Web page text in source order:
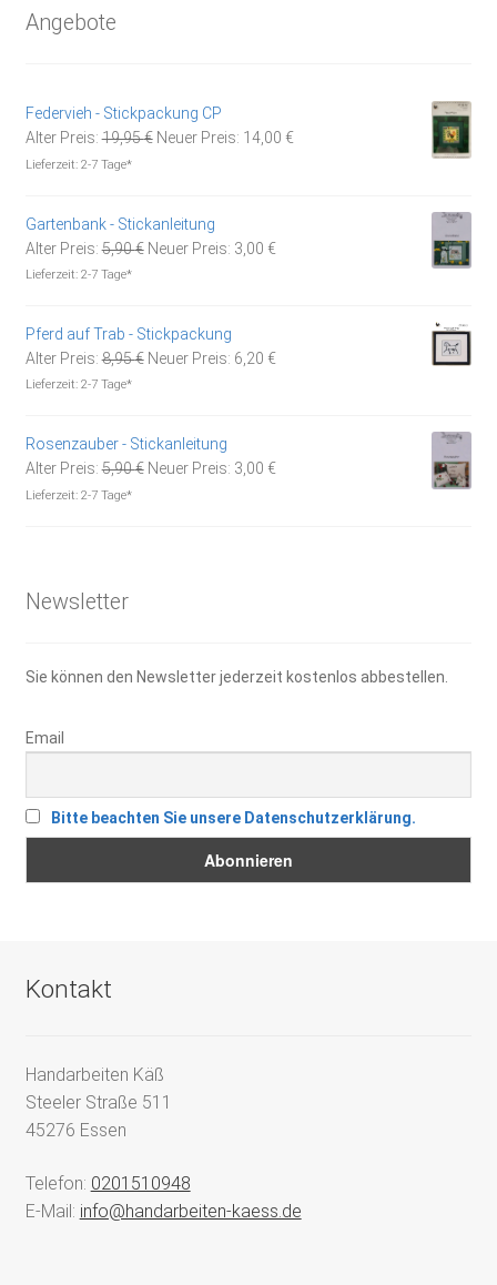
Angebote
Federvieh - Stickpackung CP
Alter Preis: 19,95€ Ursprünglicher
Neuer Preis: 14,00 €Aktueller
Lieferzeit: 2-7 Tage*
Gartenbank - Stickanleitung
Alter Preis: 5,90€ Ursprünglicher
Neuer Preis: 3,00 €Aktueller
Lieferzeit: 2-7 Tage*
Pferd auf Trab - Stickpackung
Alter Preis: 8,95€ Ursprünglicher
Neuer Preis: 6,20 €Aktueller
Lieferzeit: 2-7 Tage*
Rosenzauber - Stickanleitung
Alter Preis: 5,90€ Ursprünglicher
Neuer Preis: 3,00 €Aktueller
Lieferzeit: 2-7 Tage*
Newsletter
Sie können den Newsletter jederzeit kostenlos abbestellen.
Email
Bitte beachten Sie unsere Datenschutzerklärung.
Kontakt
Handarbeiten Käß
Steeler Straße 511
45276 Essen
Telefon: 0201510948
E-Mail: info@handarbeiten-kaess.de